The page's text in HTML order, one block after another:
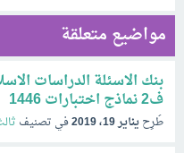
مواضيع متعلقة
بنك الاسئلة الدراسات
ف2 نماذج اختبارات 1446
طُرِحيناير 19، 2019 في تصنيف